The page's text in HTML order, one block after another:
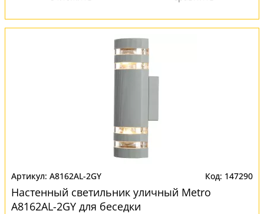
A8162AL-2GY 147290
Настенный светильник уличный Metro
A8162AL-2GY для беседки